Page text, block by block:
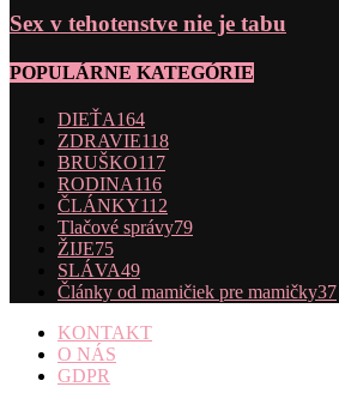
Sex v tehotenstve nie je tabu
POPULÁRNE KATEGÓRIE
DIEŤA164
ZDRAVIE118
BRUŠKO117
RODINA116
ČLÁNKY112
Tlačové správy79
ŽIJE75
SLÁVA49
Články od mamičiek pre mamičky37
KONTAKT
O NÁS
GDPR